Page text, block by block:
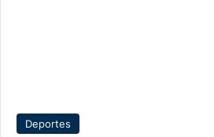
Deportes